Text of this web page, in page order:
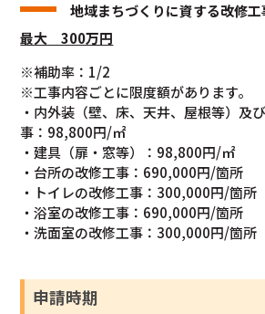
地域まちづくりに資する改修工
最大 300万円
※補助率：1/2
※工事内容ごとに限度額があります。
・内外装（壁、床、天井、屋根等）及
事：98,800円/㎡
・建具（扉・窓等）：98,800円/㎡
・台所の改修工事：690,000円/箇所
・トイレの改修工事：300,000円/箇所
・浴室の改修工事：690,000円/箇所
・洗面室の改修工事：300,000円/箇所
申請時期